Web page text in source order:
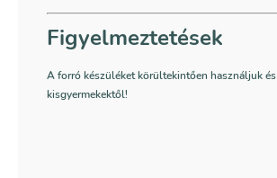
Figyelmeztetések
A forró készüléket körültekintően használjuk
kisgyermekektől!